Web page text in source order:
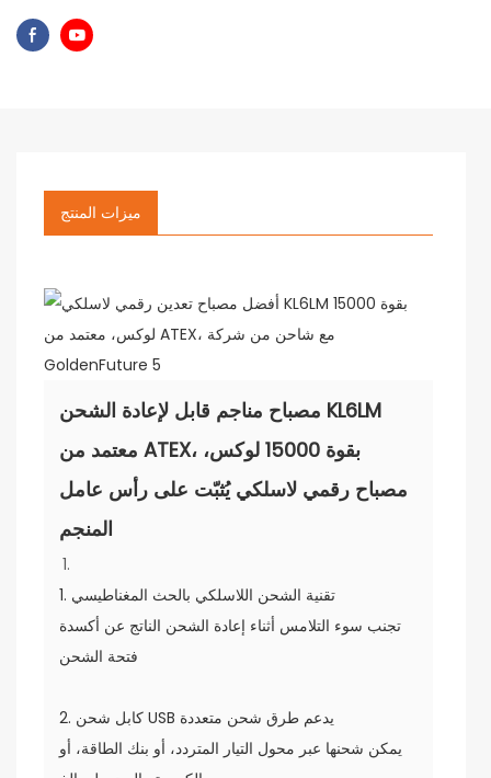
ميزات المنتج
مصباح مناجم قابل لإعادة الشحن KL6LM
معتمد من ATEX، بقوة 15000 لوكس،
مصباح رقمي لاسلكي يُثبّت على رأس عامل
المنجم
1. تقنية الشحن اللاسلكي بالحث المغناطيسي
تجنب سوء التلامس أثناء إعادة الشحن الناتج عن أكسدة
فتحة الشحن
2. كابل شحن USB يدعم طرق شحن متعددة
يمكن شحنها عبر محول التيار المتردد، أو بنك الطاقة، أو